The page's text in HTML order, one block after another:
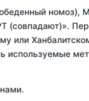
номоз),
(совпадают)».
или
используемые